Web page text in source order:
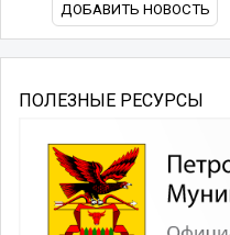
ДОБАВИТЬ НОВОСТЬ
ПОЛЕЗНЫЕ РЕСУРСЫ